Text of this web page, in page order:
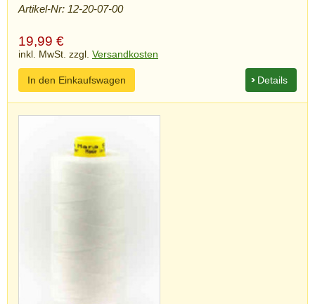
Artikel-Nr: 12-20-07-00
19,99 €
inkl. MwSt. zzgl. Versandkosten
Details
In den Einkaufswagen